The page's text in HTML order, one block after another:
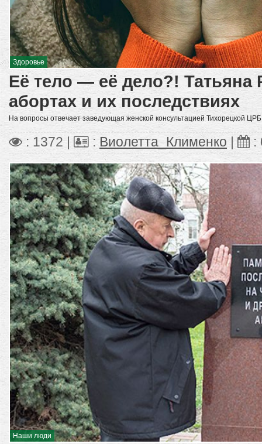
Здоровье
Её тело — её дело?! Татьяна
абортах и их последствиях
На вопросы отвечает заведующая женской консультацией Тихорецкой
: 1372 | : Виолетта_Клименко :
Наши люди